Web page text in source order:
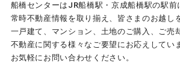
船橋センターはJR船橋駅・京成船橋駅の駅前
常時不動産情報を取り揃え、皆さまのお越し
一戸建て、マンション、土地のご購入、ご売
不動産に関する様々なご要望にお応えしてい
お気軽にお問い合わせください。